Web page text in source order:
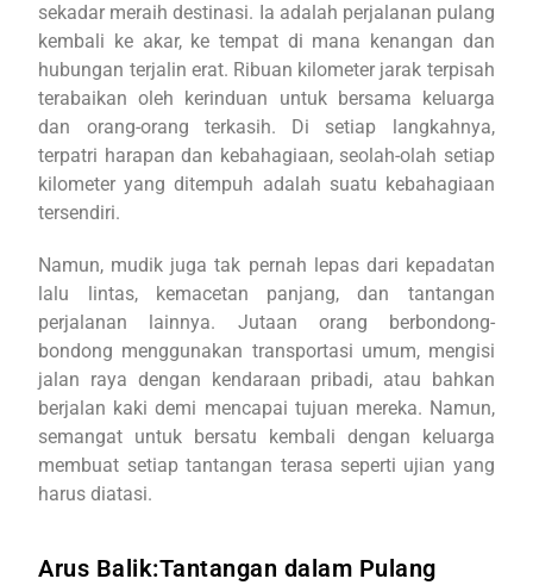
sekadar meraih destinasi. Ia adalah perjalanan pulang
kembali ke akar, ke tempat di mana kenangan dan
hubungan terjalin erat. Ribuan kilometer jarak terpisah
terabaikan oleh kerinduan untuk bersama keluarga
dan orang-orang terkasih. Di setiap langkahnya,
terpatri harapan dan kebahagiaan, seolah-olah setiap
kilometer yang ditempuh adalah suatu kebahagiaan
tersendiri.
Namun, mudik juga tak pernah lepas dari kepadatan
lalu lintas, kemacetan panjang, dan tantangan
perjalanan lainnya. Jutaan orang berbondong-
bondong menggunakan transportasi umum, mengisi
jalan raya dengan kendaraan pribadi, atau bahkan
berjalan kaki demi mencapai tujuan mereka. Namun,
semangat untuk bersatu kembali dengan keluarga
membuat setiap tantangan terasa seperti ujian yang
harus diatasi.
Arus Balik:Tantangan dalam Pulang